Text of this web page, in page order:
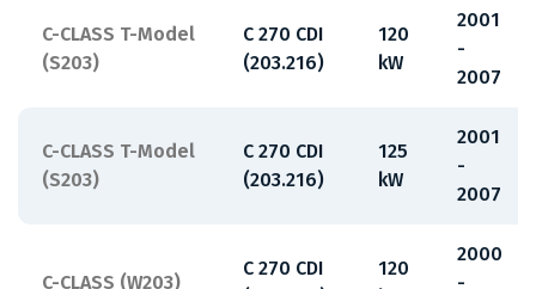
C-CLASS T-Model
(S203)
C 270 CDI
(203.216)
120
kW
2001
-
2007
C-CLASS T-Model
(S203)
C 270 CDI
(203.216)
125
kW
2001
-
2007
C-CLASS (W203)
C 270 CDI
120
2000
-